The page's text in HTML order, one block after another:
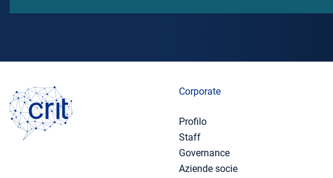
Corporate
Profilo
Staff
Governance
Aziende socie